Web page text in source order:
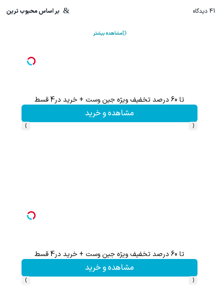
41 دیدگاه بر اساس محبوب ترین
مشاهده بیشتر
تا 60 درصد تخفیف ویژه جین وست + خرید در4 قسط
مشاهده و خرید
‹
›
تا 60 درصد تخفیف ویژه جین وست + خرید در4 قسط
مشاهده و خرید
‹
›